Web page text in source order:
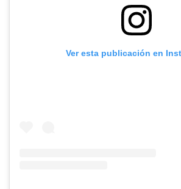
Ver esta publicación en